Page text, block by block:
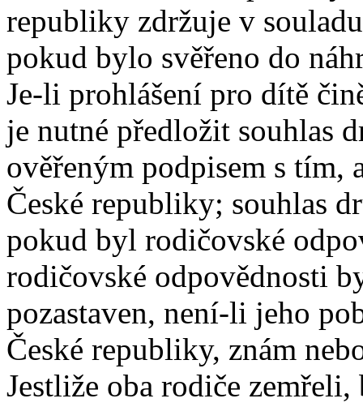
republiky zdržuje v
pokud bylo svěřeno do
Je-li prohlášení pro dítě
je nutné předložit souhlas
ověřeným podpisem s tím,
České republiky; souhlas
pokud byl rodičovské
rodičovské odpovědnosti
pozastaven, není-li jeho
České republiky, znám
Jestliže oba rodiče